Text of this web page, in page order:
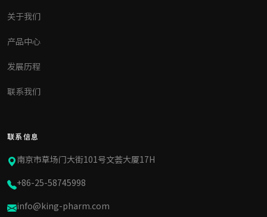
关于我们
产品中心
发展历程
联系我们
联系信息
南京市草场门大街101号文荟大厦17H
+86-25-58745998
info@king-pharm.com